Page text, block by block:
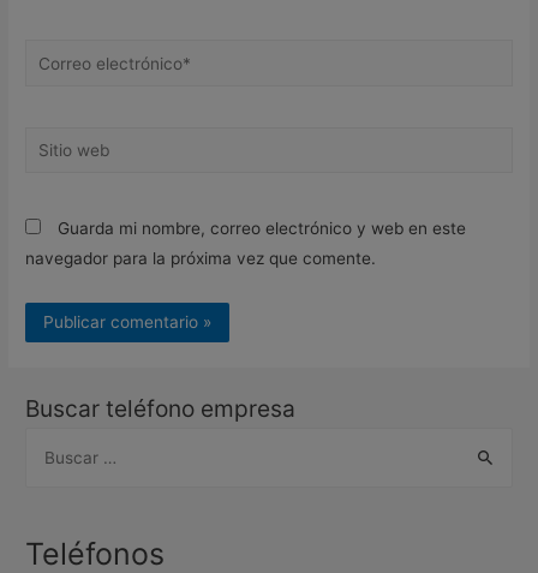
Correo
Sitio
Guarda mi nombre, correo electrónico y web en este
navegador para la próxima vez que comente.
Buscar teléfono empresa
c
Teléfonos